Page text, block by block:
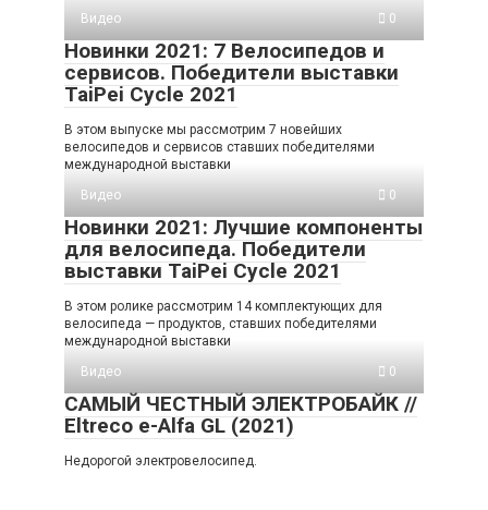
Видео
0
Новинки 2021: 7 Велосипедов и
сервисов. Победители выставки
TaiPei Cycle 2021
В этом выпуске мы рассмотрим 7 новейших
велосипедов и сервисов ставших победителями
международной выставки
Видео
0
Новинки 2021: Лучшие компоненты
для велосипеда. Победители
выставки TaiPei Cycle 2021
В этом ролике рассмотрим 14 комплектующих для
велосипеда — продуктов, ставших победителями
международной выставки
Видео
0
САМЫЙ ЧЕСТНЫЙ ЭЛЕКТРОБАЙК //
Eltreco e-Alfa GL (2021)
Недорогой электровелосипед.